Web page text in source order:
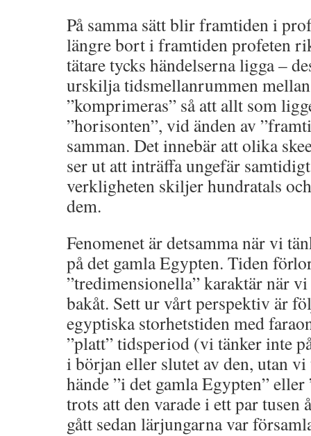
På samma sätt blir framtiden i
längre bort i framtiden profeten
tätare tycks händelserna ligga –
urskilja tidsmellanrummen
”komprimeras” så att allt som
”horisonten”, vid änden av
samman. Det innebär att olika
ser ut att inträffa ungefär
verkligheten skiljer hundratals
dem.
Fenomenet är detsamma när vi
på det gamla Egypten. Tiden
”tredimensionella” karaktär när
bakåt. Sett ur vårt perspektiv är
egyptiska storhetstiden med
”platt” tidsperiod (vi tänker inte
i början eller slutet av den, utan
hände ”i det gamla Egypten”
trots att den varade i ett par
gått sedan lärjungarna var